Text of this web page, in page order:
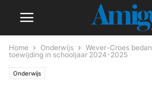
Home Onderwijs
Wever-Croes
toewijding in schooljaar 2024-2025
Onderwijs